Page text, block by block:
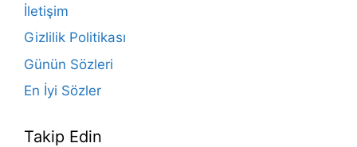
k
İletişim
Gizlilik Politikası
Günün Sözleri
En İyi Sözler
Takip Edin